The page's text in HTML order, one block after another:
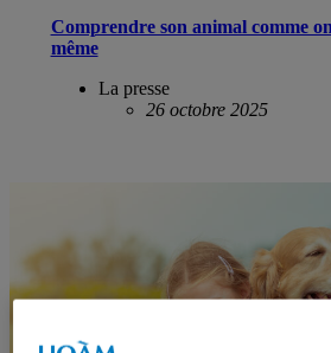
Comprendre son animal comme
même
La presse
26 octobre 2025